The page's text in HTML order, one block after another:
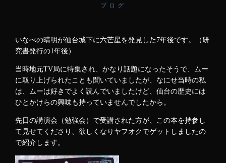
ブログ
いなべの晴明が仙台城下に六芒星を発見した7年後です。（研
究書発行の1年後）
当時地元TV局に特集され、かなり話題になったそうで、ムー
に取り上げられたことも聞いていましたが、なにせ当時の私
は、ムーは好きでよく読んでいましたけど、仙台の歴史には
ひとかけらの興味も持っていませんでしたから。
先日の講演会（勉強会）で受講された方が、この本を持参し
て見せてくださり、欲しくなりヤフオクでゲットしましたの
で紹介します。